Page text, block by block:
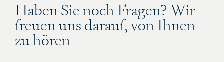
Haben Sie noch Fragen? Wir
freuen uns darauf, von Ihnen
zu hören